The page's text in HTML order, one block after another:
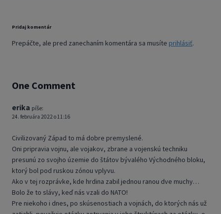
Pridaj komentár
Prepáčte, ale pred zanechaním komentára sa musíte prihlásiť.
One Comment
erika píše:
24. februára 2022 o 11:16
Civilizovaný Západ to má dobre premyslené.
Oni pripravia vojnu, ale vojakov, zbrane a vojenskú techniku
presunú zo svojho územie do štátov bývalého Východného bloku,
ktorý bol pod ruskou zónou vplyvu.
Ako v tej rozprávke, kde hrdina zabil jednou ranou dve muchy…
Bolo že to slávy, keď nás vzali do NATO!
Pre niekoho i dnes, po skúsenostiach a vojnách, do ktorých nás už